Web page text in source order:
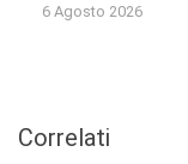
6 Agosto 2026
Correlati